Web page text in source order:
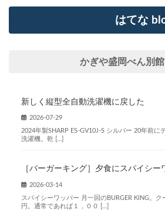
はてな
かぎや盛岡べん別
新しく縦型全自動洗濯機に戻した
2026-07-29
2024年製SHARP ES-GV10J-S シルバー 20年前に
洗濯機。乾 […]
［バーガーキング］夕食にスパイシー
2026-03-14
スパイシーワッパー 月一回のBURGER KING。ク
円。通常であれば１，００ […]